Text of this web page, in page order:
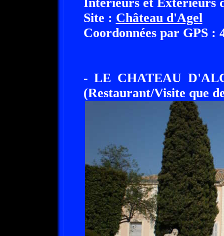
Site : Château d'Agel
Coordonnées par GPS :
- LE CHATEAU
(Restaurant/Visite que